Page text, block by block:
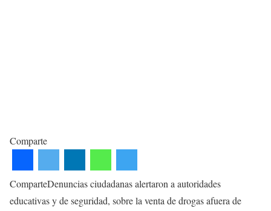
Comparte
ComparteDenuncias ciudadanas alertaron a autoridades
educativas y de seguridad, sobre la venta de drogas afuera de